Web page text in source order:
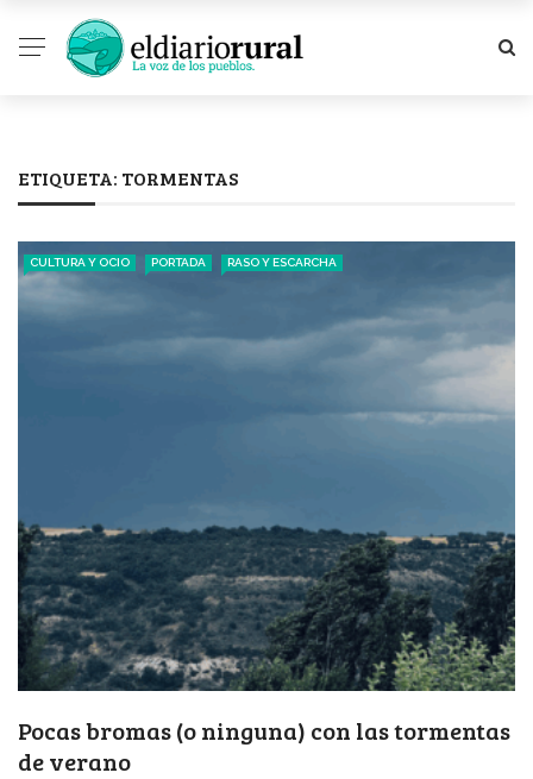
ETIQUETA: TORMENTAS
CULTURA Y OCIO PORTADA RASO Y ESCARCHA
Pocas bromas (o ninguna) con las tormentas
de verano